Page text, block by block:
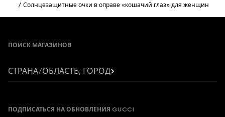
Солнцезащитные очки в оправе «кошачий глаз» для женщин
ПОИСК МАГАЗИНОВ
СТРАНА/ОБЛАСТЬ, ГОРОД
ПОДПИСАТЬСЯ НА ОБНОВЛЕНИЯ GUCCI